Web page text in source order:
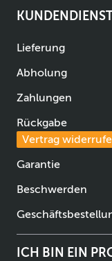
Lieferung
Abholung
Zahlungen
Rückgabe
Vertrag
Garantie
Beschwerden
ICH BIN EIN